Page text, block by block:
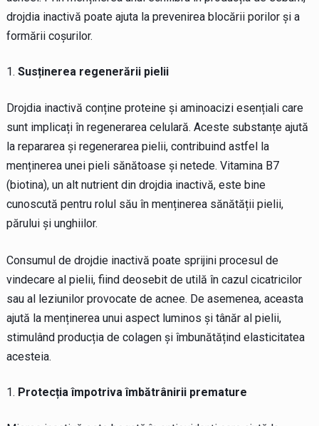
drojdia inactivă poate ajuta la prevenirea blocării porilor și a
formării coșurilor.
Susținerea regenerării pielii
Drojdia inactivă conține proteine și aminoacizi esențiali care
sunt implicați în regenerarea celulară. Aceste substanțe ajută
la repararea și regenerarea pielii, contribuind astfel la
menținerea unei pieli sănătoase și netede. Vitamina B7
(biotina), un alt nutrient din drojdia inactivă, este bine
cunoscută pentru rolul său în menținerea sănătății pielii,
părului și unghiilor.
Consumul de drojdie inactivă poate sprijini procesul de
vindecare al pielii, fiind deosebit de utilă în cazul cicatricilor
sau al leziunilor provocate de acnee. De asemenea, aceasta
ajută la menținerea unui aspect luminos și tânăr al pielii,
stimulând producția de colagen și îmbunătățind elasticitatea
acesteia.
Protecția împotriva îmbătrânirii premature